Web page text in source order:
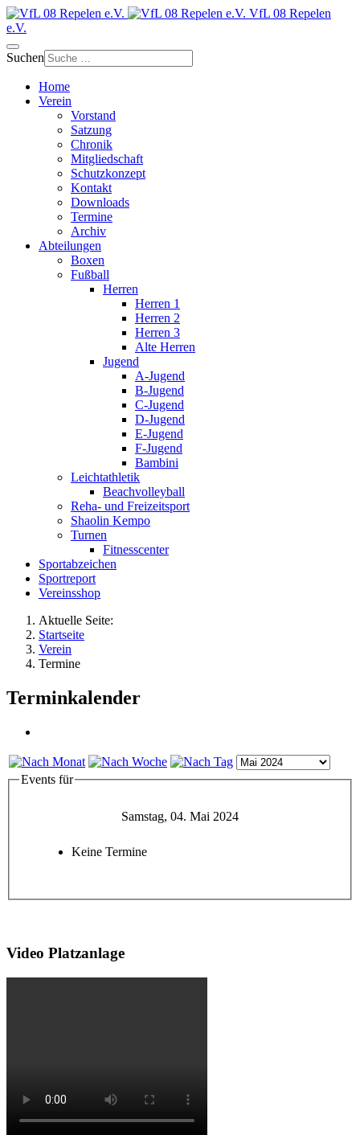
VfL 08 Repelen
e.V.
Suchen
Home
Verein
Vorstand
Satzung
Chronik
Mitgliedschaft
Schutzkonzept
Kontakt
Downloads
Termine
Archiv
Abteilungen
Boxen
Fußball
Herren
Herren 1
Herren 2
Herren 3
Alte Herren
Jugend
A-Jugend
B-Jugend
C-Jugend
D-Jugend
E-Jugend
F-Jugend
Bambini
Leichtathletik
Beachvolleyball
Reha- und Freizeitsport
Shaolin Kempo
Turnen
Fitnesscenter
Sportabzeichen
Sportreport
Vereinsshop
Aktuelle Seite:
Startseite
Verein
Termine
Terminkalender
Events für
Samstag, 04. Mai 2024
Keine Termine
Video Platzanlage